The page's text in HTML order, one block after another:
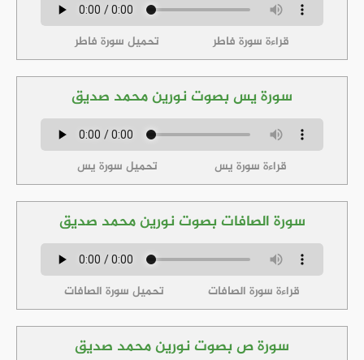
قراءة سورة فاطر تحميل سورة فاطر
سورة يس بصوت نورين محمد صديق
قراءة سورة يس تحميل سورة يس
سورة الصافات بصوت نورين محمد صديق
قراءة سورة الصافات تحميل سورة الصافات
سورة ص بصوت نورين محمد صديق